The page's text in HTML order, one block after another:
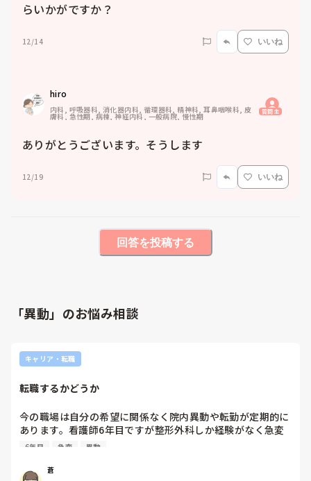
らいかがですか？
12/14 いいね
hiro
内科, 呼吸器科, 消化器内科, 循環器科, 精神科, 耳鼻咽喉科, 皮
膚科, 急性期, 病棟, 神経内科, 一般病院, 慢性期 質問主
ありがとうございます。そうします
12/19 いいね
回答を投稿する
「異動」のお悩み相談
キャリア・転職
転職するかどうか
今の職場は自分の希望に関係なく院内異動や転勤が定期的に
あります。看護師6年目ですが整形外科しか経験がなく急変
時対応や重症患者さんへの対応に全く自信がありません。
すが、不安が大きくこのまま時期が来て異動するのを待つべ
6年目 急変 異動
蒼